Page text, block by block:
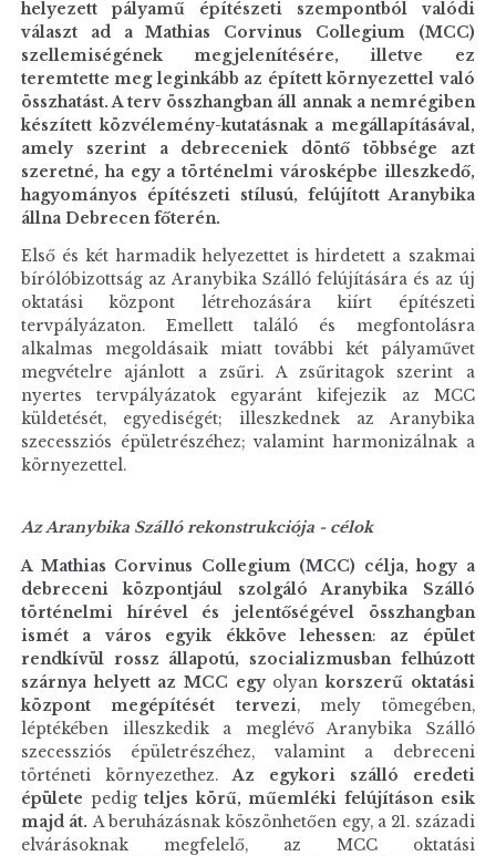
helyezett pályamű építészeti szempontból valódi
választ ad a Mathias Corvinus Collegium (MCC)
szellemiségének megjelenítésére, illetve ez
teremtette meg leginkább az épített környezettel való
összhatást. A terv összhangban áll annak a nemrégiben
készített közvélemény-kutatásnak a megállapításával,
amely szerint a debreceniek döntő többsége azt
szeretné, ha egy a történelmi városképbe illeszkedő,
hagyományos építészeti stílusú, felújított Aranybika
állna Debrecen főterén.
Első és két harmadik helyezettet is hirdetett a szakmai
bírólóbizottság az Aranybika Szálló felújítására és az új
oktatási központ létrehozására kiírt építészeti
tervpályázaton. Emellett találó és megfontolásra
alkalmas megoldásaik miatt további két pályaművet
megvételre ajánlott a zsűri. A zsűritagok szerint a
nyertes tervpályázatok egyaránt kifejezik az MCC
küldetését, egyediségét; illeszkednek az Aranybika
szecessziós épületrészéhez; valamint harmonizálnak a
környezettel.
Az Aranybika Szálló rekonstrukciója - célok
A Mathias Corvinus Collegium (MCC) célja, hogy a
debreceni központjául szolgáló Aranybika Szálló
történelmi hírével és jelentőségével összhangban
ismét a város egyik ékköve lehessen: az épület
rendkívül rossz állapotú, szocializmusban felhúzott
szárnya helyett az MCC egyolyankorszerű oktatási
központ megépítését tervezi, mely tömegében,
léptékében illeszkedik a meglévő Aranybika Szálló
szecessziós épületrészéhez, valamint a debreceni
történeti környezethez.Az egykori szálló eredeti
épülete pedigteljes körű, műemléki felújításon esik
majd át.A beruházásnak köszönhetően egy, a 21. századi
elvárásoknak megfelelő, az MCC oktatási